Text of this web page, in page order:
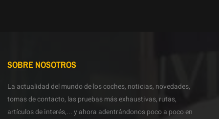
SOBRE NOSOTROS
La actualidad del mundo de los coches, noticias, novedades,
tomas de contacto, las pruebas más exhaustivas, rutas,
artículos de interés,... y ahora adentrándonos poco a poco en